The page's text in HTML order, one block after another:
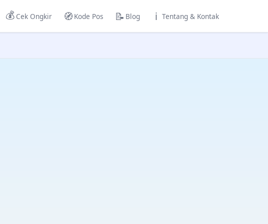
💰 Cek Ongkir 🧭 Kode Pos 📝 Blog ℹ️ Tentang & Kontak